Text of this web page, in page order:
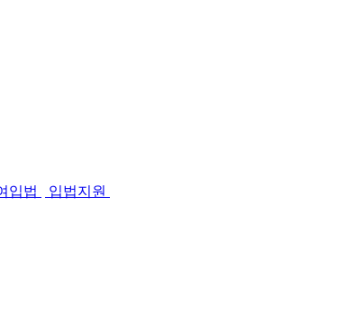
입법
입법지원